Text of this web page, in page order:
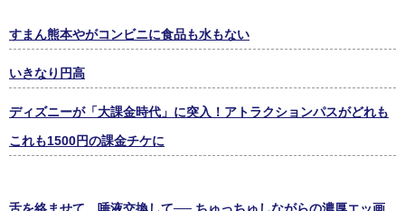
すまん熊本やがコンビニに食品も水もない
いきなり円高
ディズニーが「大課金時代」に突入！アトラクションパスがどれも
これも1500円の課金チケに
舌を絡ませて、唾液交換して── ちゅっちゅしながらの濃厚エッ画